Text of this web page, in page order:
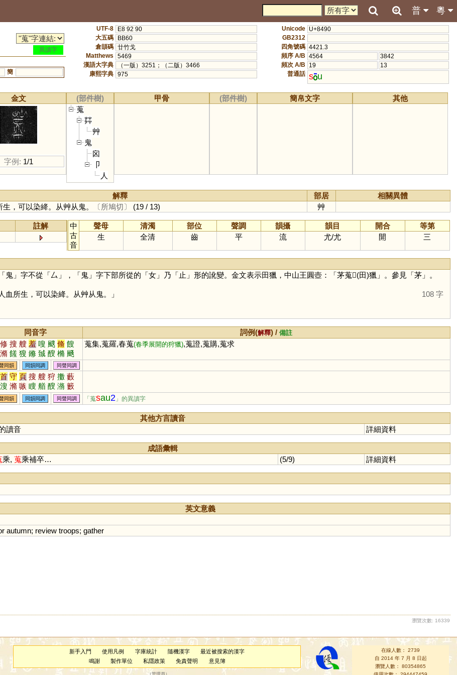
粵
普
異讀字
簡
UTF-8
E8 92 90
大五碼
BB60
倉頡碼 廿竹戈
Matthews
5469
漢語大字典
（一版）3251；（二版）3466
康熙字典 975
Unicode U+8490
GB2312
四角號碼 4421.3
頻序 A/B 4564
3842
頻次 A/B
19
13
普通話 s u
金文
字例: 1/1
(部件樹)
蒐
茻
艸
鬼
囟
卩
人
甲骨 (部件樹) 簡帛文字 其他
解釋 部居
相關異體
，可以染絳。从艸从鬼。 〔所鳩切〕 (19 / 13) 艸
註解
中
古
音
聲母 清濁 部位 聲調 韻攝 韻目 開合
等第
生
全清 齒 平 流 尤/尤 開 三
鬼」字不從「厶 」，「鬼」字下部所從的「女」乃「止 」形的訛變。金文表示田獵，中山王圓壺：「茅蒐𤝗(田)獵」。參見「茅」。
所生，可以染絳。从艸从鬼。」 108 字
同音字 詞例(解釋) /備註
修 搜 艘 羞 嗖 颼 脩 餿
滫 饈 獀 鎀 臹 醙 樇 颾
蓨 鱐 鎪 糔 鄋 廋
蒐集,蒐羅,春蒐(春季展開的狩獵),蒐證,蒐購,蒐求
同韻 同韻同調 同聲同調
首 守 頁 搜 艘 狩 擻 藪
溲 滫 嗾 瞍 艏 醙 潃 籔
謏 棷
同韻 同韻同調 同聲同調 「蒐sau2 」的異讀字
其他方言讀音
讀音 詳細資料
成語彙輯
乘, 蒐乘補卒… (5/9) 詳細資料
英文意義
autumn; review troops; gather
瀏覽次數: 16339
新手入門 使用凡例 字庫統計 隨機漢字
最近被搜索的漢字
鳴謝
製作單位 私隱政策 免責聲明 意見簿
在線人數： 2739
自 2014 年 7 月 8 日起
瀏覽人數： 80354865